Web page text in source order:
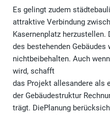
Es gelingt zudem
attraktive Verbindung
Kasernenplatz herzustellen.
des bestehenden Gebäudes
nichtbeibehalten. Auch
wird, schafft
das Projekt allesandere als
der Gebäudestruktur
trägt. DiePlanung